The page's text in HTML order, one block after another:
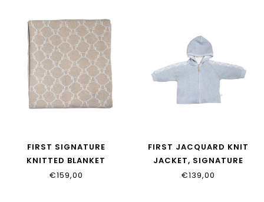
FIRST SIGNATURE
KNITTED BLANKET
6204337_35
€159,00
FIRST JACQUARD KNIT
JACKET, SIGNATURE
SLEEVES 6202032_67
€139,00